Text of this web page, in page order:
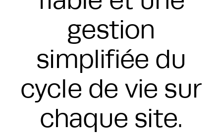
gestion
simplifiée du
cycle de vie sur
chaque site.